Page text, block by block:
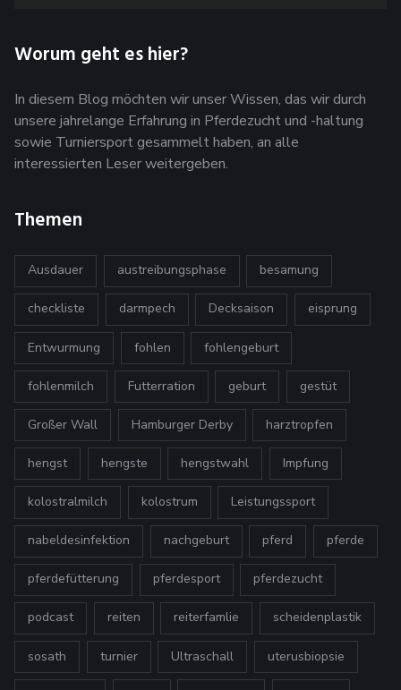
Worum geht es hier?
In diesem Blog möchten wir unser Wissen, das wir durch
unsere jahrelange Erfahrung in Pferdezucht und -haltung
sowie Turniersport gesammelt haben, an alle
interessierten Leser weitergeben.
Themen
Ausdauer austreibungsphase besamung
checkliste darmpech Decksaison eisprung
Entwurmung fohlen fohlengeburt
fohlenmilch Futterration geburt gestüt
Großer Wall Hamburger Derby harztropfen
hengst hengste hengstwahl Impfung
kolostralmilch kolostrum Leistungssport
nabeldesinfektion nachgeburt pferd pferde
pferdefütterung pferdesport pferdezucht
podcast reiten reiterfamlie scheidenplastik
sosath turnier Ultraschall uterusbiopsie